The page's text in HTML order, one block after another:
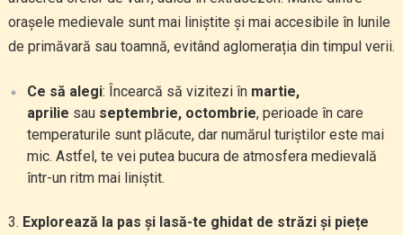
orașele medievale sunt mai liniștite și mai accesibile în lunile
de primăvară sau toamnă, evitând aglomerația din timpul verii.
Ce să alegi: Încearcă să vizitezi în martie,
aprilie sau septembrie, octombrie, perioade în care
temperaturile sunt plăcute, dar numărul turiștilor este mai
mic. Astfel, te vei putea bucura de atmosfera medievală
într-un ritm mai liniștit.
Explorează la pas și lasă-te ghidat de străzi și piețe